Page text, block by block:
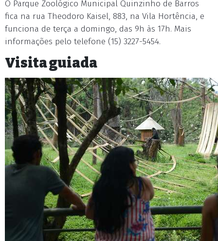
O Parque Zoológico Municipal Quinzinho de Barros
fica na rua Theodoro Kaisel, 883, na Vila Hortência, e
funciona de terça a domingo, das 9h às 17h. Mais
informações pelo telefone (15) 3227-5454.
Visita guiada